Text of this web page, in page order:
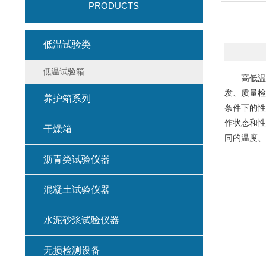
高低温环
发、质量
条件下的
作状态和
同的温度
PRODUCTS
低温试验类
低温试验箱
养护箱系列
干燥箱
沥青类试验仪器
混凝土试验仪器
水泥砂浆试验仪器
无损检测设备